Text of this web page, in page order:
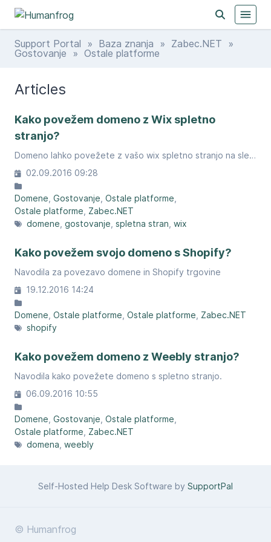
Support Portal » Baza znanja » Zabec.NET »
Gostovanje » Ostale platforme
Articles
Kako povežem domeno z Wix spletno
stranjo?
Domeno lahko povežete z vašo wix spletno stranjo na sledeči način.
02.09.2016 09:28
Domene Gostovanje Ostale platforme
Ostale platforme Zabec.NET
domene gostovanje spletna stran wix
Kako povežem svojo domeno s Shopify?
Navodila za povezavo domene in Shopify trgovine
19.12.2016 14:24
Domene Ostale platforme Ostale platforme Zabec.NET
shopify
Kako povežem domeno z Weebly stranjo?
Navodila kako povežete domeno s spletno stranjo.
06.09.2016 10:55
Domene Gostovanje Ostale platforme
Ostale platforme Zabec.NET
domena weebly
Self-Hosted Help Desk Software by SupportPal
© Humanfrog